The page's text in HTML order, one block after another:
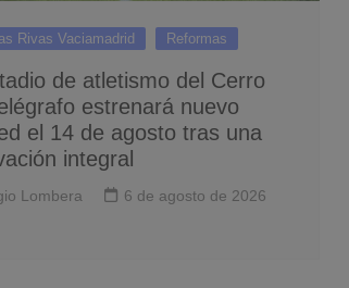
Rivas Vaciamadrid Reformas
de atletismo del Cerro
estrenará nuevo
el 14 de agosto tras una
integral
Lombera
6 de agosto de 2026